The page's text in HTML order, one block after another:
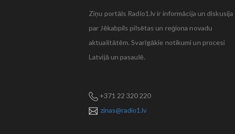
Ziņu portāls Radio1.lv ir informācija un diskusija
par Jēkabpils pilsētas un reģiona novadu
aktualitātēm. Svarīgākie notikumi un procesi
Latvijā un pasaulē.
+371 22 320 220
zinas@radio1.lv